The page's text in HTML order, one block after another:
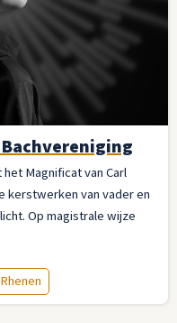
Magnificat van Carl
kerstwerken van vader en
Op magistrale wijze